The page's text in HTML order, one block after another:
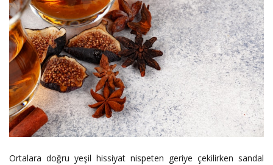
Ortalara doğru yeşil hissiyat nispeten geriye çekilirken sandal